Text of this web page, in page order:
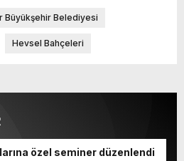
Büyükşehir Belediyesi
Hevsel Bahçeleri
özel seminer düzenlendi